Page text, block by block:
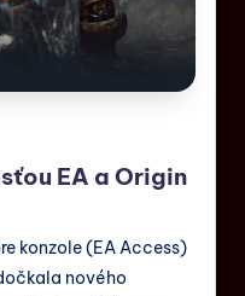
EA a Origin
konzole (EA Access)
nového